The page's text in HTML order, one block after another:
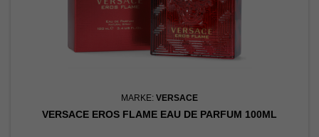
MARKE: VERSACE
VERSACE EROS FLAME EAU DE PARFUM 100ML